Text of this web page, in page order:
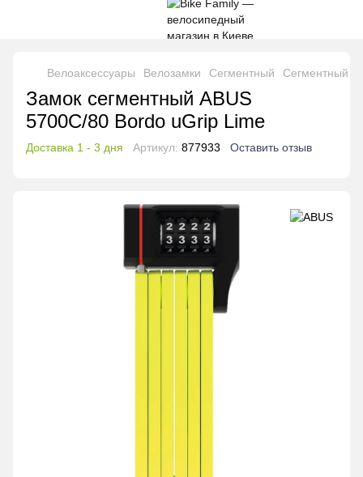
Велоаксессуары Велозамки Cегментный Cегментный
Замок сегментный ABUS
5700C/80 Bordo uGrip Lime
Доставка 1 - 3 дня Артикул: 877933 Оставить отзыв